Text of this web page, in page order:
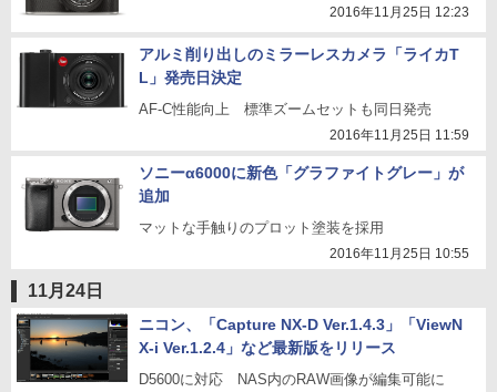
2016年11月25日 12:23
アルミ削り出しのミラーレスカメラ「ライカT
L」発売日決定
AF-C性能向上 標準ズームセットも同日発売
2016年11月25日 11:59
ソニーα6000に新色「グラファイトグレー」が
追加
マットな手触りのプロット塗装を採用
2016年11月25日 10:55
11月24日
ニコン、「Capture NX-D Ver.1.4.3」「ViewN
X-i Ver.1.2.4」など最新版をリリース
D5600に対応 NAS内のRAW画像が編集可能に